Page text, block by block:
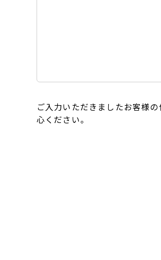
ご入力いただきましたお客様
心ください。